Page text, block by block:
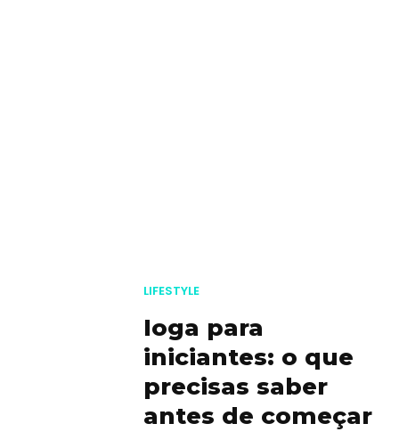
LIFESTYLE
Ioga para
iniciantes: o que
precisas saber
antes de começar